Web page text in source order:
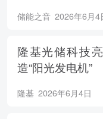
储能之音 2026年6月4
隆基光储科技
造“阳光发电机”
隆基 2026年6月4日